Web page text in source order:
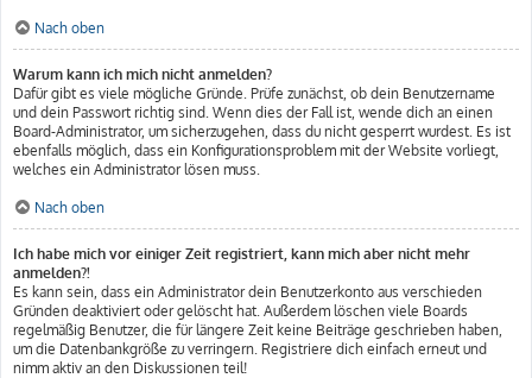
Nach oben
Warum kann ich mich nicht anmelden?
Dafür gibt es viele mögliche Gründe. Prüfe zunächst, ob dein Benutzername
und dein Passwort richtig sind. Wenn dies der Fall ist, wende dich an einen
Board-Administrator, um sicherzugehen, dass du nicht gesperrt wurdest. Es ist
ebenfalls möglich, dass ein Konfigurationsproblem mit der Website vorliegt,
welches ein Administrator lösen muss.
Nach oben
Ich habe mich vor einiger Zeit registriert, kann mich aber nicht mehr
anmelden?!
Es kann sein, dass ein Administrator dein Benutzerkonto aus verschieden
Gründen deaktiviert oder gelöscht hat. Außerdem löschen viele Boards
regelmäßig Benutzer, die für längere Zeit keine Beiträge geschrieben haben,
um die Datenbankgröße zu verringern. Registriere dich einfach erneut und
nimm aktiv an den Diskussionen teil!